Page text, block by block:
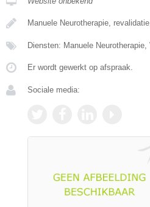
Manuele Neurotherapie,
Diensten: Manuele
Er wordt gewerkt op afspraak.
Sociale media: